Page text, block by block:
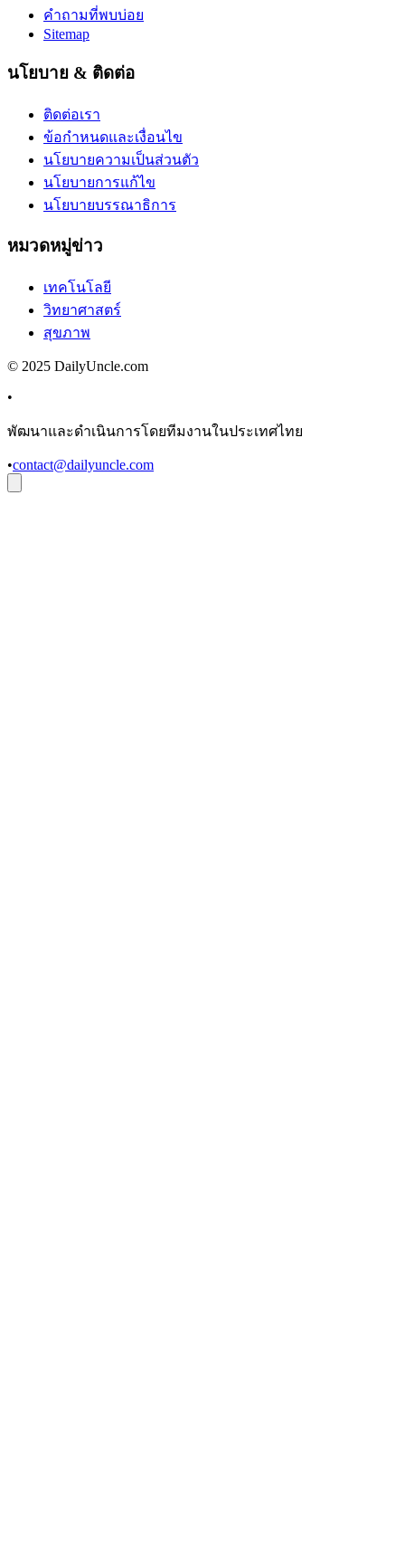
คำถามที่พบบ่อย
Sitemap
นโยบาย & ติดต่อ
ติดต่อเรา
ข้อกำหนดและเงื่อนไข
นโยบายความเป็นส่วนตัว
นโยบายการแก้ไข
นโยบายบรรณาธิการ
หมวดหมู่ข่าว
เทคโนโลยี
วิทยาศาสตร์
สุขภาพ
© 2025 DailyUncle.com
•
พัฒนาและดำเนินการโดยทีมงานในประเทศไทย
•contact@dailyuncle.com